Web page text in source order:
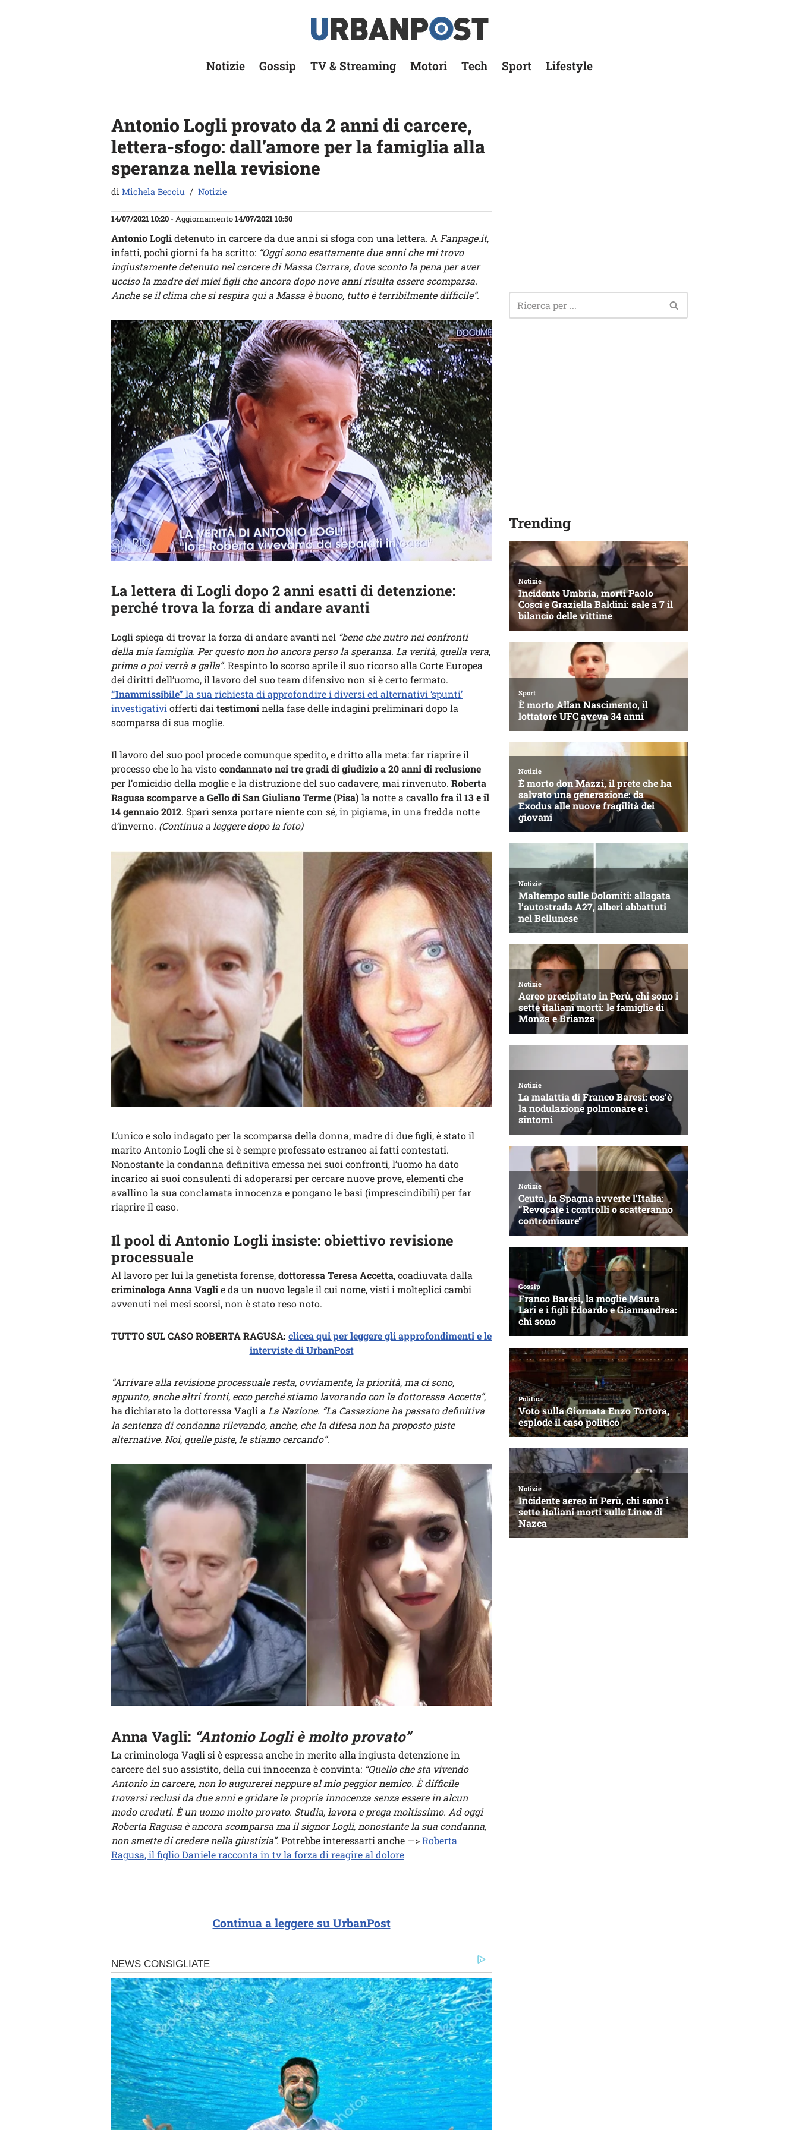
Notizie Gossip TV & Streaming Motori Tech Sport Lifestyle
Antonio Logli provato da 2 anni di carcere,
lettera-sfogo: dall’amore per la famiglia alla
speranza nella revisione
di Michela Becciu Notizie
14/07/2021 10:20 - Aggiornamento14/07/2021 10:50
Antonio Loglidetenuto in carcere da due anni si sfoga con una lettera. A Fanpage.it,
infatti, pochi giorni fa ha scritto: “Oggi sono esattamente due anni che mi trovo
ingiustamente detenuto nel carcere di Massa Carrara, dove sconto la pena per aver
ucciso la madre dei miei figli che ancora dopo nove anni risulta essere scomparsa.
Anche se il clima che si respira qui a Massa è buono, tutto è terribilmente difficile”.
La lettera di Logli dopo 2 anni esatti di detenzione:
perché trova la forza di andare avanti
Logli spiega di trovar la forza di andare avanti nel “bene che nutro nei confronti
della mia famiglia. Per questo non ho ancora perso la speranza. La verità, quella vera,
prima o poi verrà a galla”. Respinto lo scorso aprile il suo ricorso alla Corte Europea
dei diritti dell’uomo, il lavoro del suo team difensivo non si è certo fermato.
“Inammissibile” la sua richiesta di approfondire i diversi ed alternativi ‘spunti’
investigativi offerti dai testimoninella fase delle indagini preliminari dopo la
scomparsa di sua moglie.
Il lavoro del suo pool procede comunque spedito, e dritto alla meta: far riaprire il
processo che lo ha vistocondannato nei tre gradi di giudizio a 20 anni di reclusione
per l’omicidio della moglie e la distruzione del suo cadavere, mai rinvenuto. Roberta
Ragusa scomparve a Gello di San Giuliano Terme (Pisa) la notte a cavallofra il 13 e il
14 gennaio 2012. Sparì senza portare niente con sé, in pigiama, in una fredda notte
d’inverno. (Continua a leggere dopo la foto)
L’unico e solo indagato per la scomparsa della donna, madre di due figli, è stato il
marito Antonio Logli che si è sempre professato estraneo ai fatti contestati.
Nonostante la condanna definitiva emessa nei suoi confronti, l’uomo ha dato
incarico ai suoi consulenti di adoperarsi per cercare nuove prove, elementi che
avallino la sua conclamata innocenza e pongano le basi (imprescindibili) per far
riaprire il caso.
Il pool di Antonio Logli insiste: obiettivo revisione
processuale
Al lavoro per lui la genetista forense,dottoressa Teresa Accetta, coadiuvata dalla
criminologa Anna Vaglie da un nuovo legale il cui nome, visti i molteplici cambi
avvenuti nei mesi scorsi, non è stato reso noto.
TUTTO SUL CASO ROBERTA RAGUSA: clicca qui per leggere gli approfondimenti e le
interviste di UrbanPost
“Arrivare alla revisione processuale resta, ovviamente, la priorità, ma ci sono,
appunto, anche altri fronti, ecco perché stiamo lavorando con la dottoressa Accetta”,
ha dichiarato la dottoressa Vagli a La Nazione. “La Cassazione ha passato definitiva
la sentenza di condanna rilevando, anche, che la difesa non ha proposto piste
alternative. Noi, quelle piste, le stiamo cercando”.
Anna Vagli: “Antonio Logli è molto provato”
La criminologa Vagli si è espressa anche in merito alla ingiusta detenzione in
carcere del suo assistito, della cui innocenza è convinta: “Quello che sta vivendo
Antonio in carcere, non lo augurerei neppure al mio peggior nemico. È difficile
trovarsi reclusi da due anni e gridare la propria innocenza senza essere in alcun
modo creduti. È un uomo molto provato. Studia, lavora e prega moltissimo. Ad oggi
Roberta Ragusa è ancora scomparsa ma il signor Logli, nonostante la sua condanna,
non smette di credere nella giustizia”. Potrebbe interessarti anche —>Roberta
Ragusa, il figlio Daniele racconta in tv la forza di reagire al dolore
Continua a leggere su UrbanPost
Trending